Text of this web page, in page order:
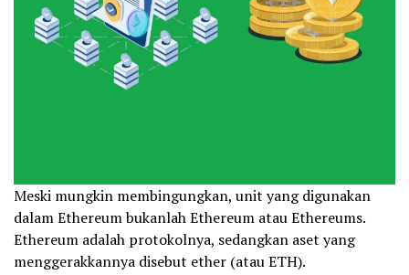
Meski mungkin membingungkan, unit yang digunakan
dalam Ethereum bukanlah Ethereum atau Ethereums.
Ethereum adalah protokolnya, sedangkan aset yang
menggerakkannya disebut ether (atau ETH).